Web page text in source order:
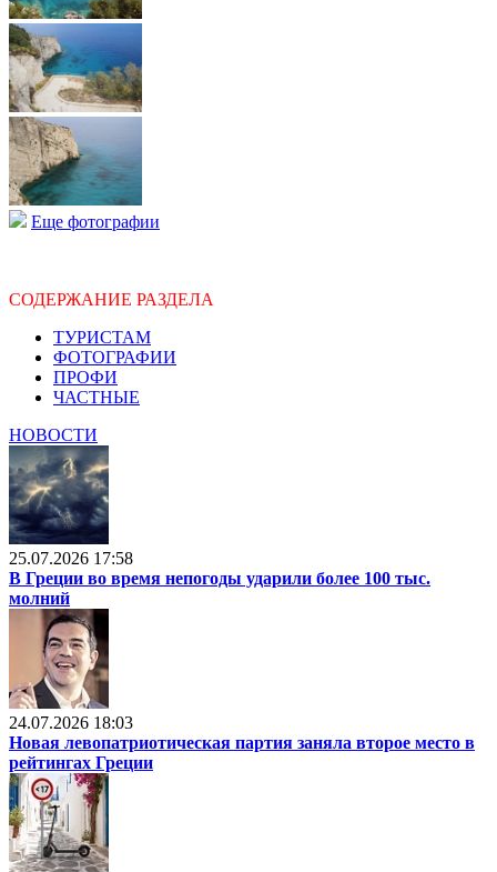
Еще фотографии
СОДЕРЖАНИЕ РАЗДЕЛА
ТУРИСТАМ
ФОТОГРАФИИ
ПРОФИ
ЧАСТНЫЕ
НОВОСТИ
25.07.2026 17:58
В Греции во время непогоды ударили более 100 тыс.
молний
24.07.2026 18:03
Новая левопатриотическая партия заняла второе место в
рейтингах Греции